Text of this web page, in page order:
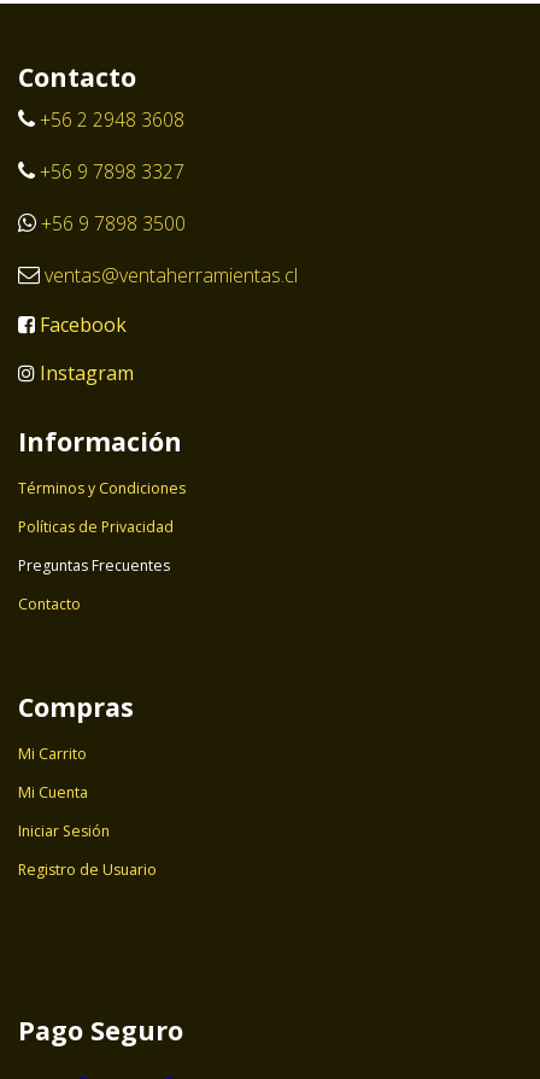
Contacto
+56 2 2948 3608
+56 9 7898 3327
+56 9 7898 3500
ventas@ventaherramientas.cl
Facebook
Instagram
Información
Términos y Condiciones
Políticas de Privacidad
Preguntas Frecuentes
Contacto
Compras
Mi Carrito
Mi Cuenta
Iniciar Sesión
Registro de Usuario
Pago Seguro